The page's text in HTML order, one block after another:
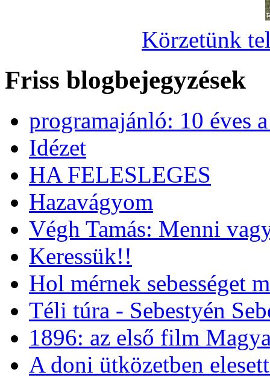
Körzetünk
Friss blogbejegyzések
programajánló: 10 éves
Idézet
HA FELESLEGES
Hazavágyom
Végh Tamás: Menni
Keressük!!
Hol mérnek sebességet
Téli túra - Sebestyén
1896: az első film
A doni ütközetben